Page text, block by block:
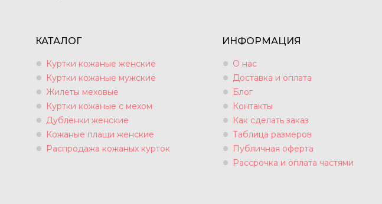
КАТАЛОГ
Куртки кожаные женские
Куртки кожаные мужские
Жилеты меховые
Куртки кожаные с мехом
Дубленки женские
Кожаные плащи женские
Распродажа кожаных курток
ИНФОРМАЦИЯ
О нас
Доставка и оплата
Блог
Контакты
Как сделать заказ
Таблица размеров
Публичная оферта
Рассрочка и оплата частями